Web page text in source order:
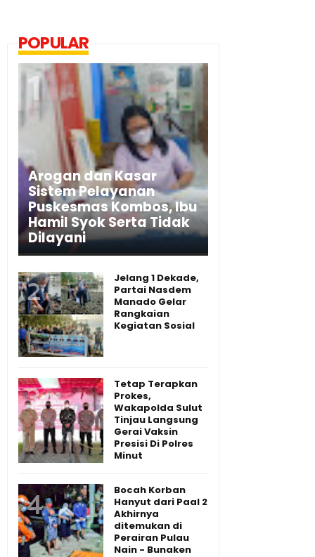
POPULAR
Arogan dan Kasar
Sistem Pelayanan
Puskesmas Kombos, Ibu
Hamil Syok Serta Tidak
Dilayani
Jelang 1 Dekade,
Partai Nasdem
Manado Gelar
Rangkaian
Kegiatan Sosial
Tetap Terapkan
Prokes,
Wakapolda Sulut
Tinjau Langsung
Gerai Vaksin
Presisi Di Polres
Minut
Bocah Korban
Hanyut dari Paal 2
Akhirnya
ditemukan di
Perairan Pulau
Nain - Bunaken